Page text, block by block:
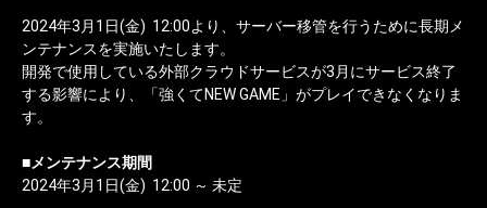
2024年3月1日(金) 12:00より、サーバー移管を行うために長期メ
ンテナンスを実施いたします。
開発で使用している外部クラウドサービスが3月にサービス終了
する影響により、「強くてNEW GAME」がプレイできなくなりま
す。
■メンテナンス期間
2024年3月1日(金) 12:00 ～ 未定